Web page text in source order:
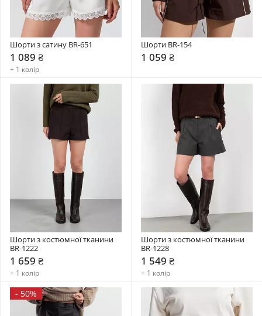
Шорти з сатину BR-651
1 089 ₴
+ 1 колір
Шорти BR-154
1 059 ₴
Шорти з костюмної тканини
BR-1222
1 659 ₴
+ 1 колір
Шорти з костюмної тканини
BR-1228
1 549 ₴
+ 1 колір
- 50%